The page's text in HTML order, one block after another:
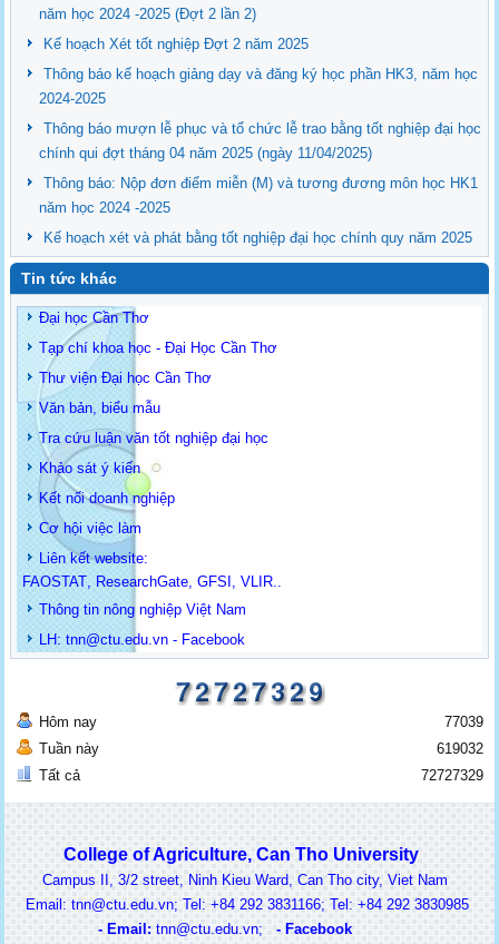
năm học 2024 -2025 (Đợt 2 lần 2)
Kế hoạch Xét tốt nghiệp Đợt 2 năm 2025
Thông báo kế hoạch giảng dạy và đăng ký học phần HK3, năm học
2024-2025
Thông báo mượn lễ phục và tổ chức lễ trao bằng tốt nghiệp đại học
chính qui đợt tháng 04 năm 2025 (ngày 11/04/2025)
Thông báo: Nộp đơn điểm miễn (M) và tương đương môn học HK1
năm học 2024 -2025
Kế hoạch xét và phát bằng tốt nghiệp đại học chính quy năm 2025
Tin tức khác
Đại học Cần Thơ
Tạp chí khoa học - Đại Học Cần Thơ
Thư viện Đại học Cần Thơ
Văn bản, biểu mẫu
Tra cứu luận văn tốt nghiệp đại học
Khảo sát ý kiến
Kết nối doanh nghiệp
Cơ hội việc làm
Liên kết website:
FAOSTAT, ResearchGate,GFSI ,VLIR..
Thông tin nông nghiệp Việt Nam
LH: tnn@ctu.edu.vn - Facebook
Hôm nay
Tuần này
Tất cả
77039
619032
72727329
College of Agriculture, Can Tho University
II, 3/2 street, Ninh Kieu Ward, Can Tho city, Viet Nam
tnn@ctu.edu.vn; Tel: +84 292 3831166; Tel: +84 292 3830985
- Email: tnn@ctu.edu.vn;- Facebook